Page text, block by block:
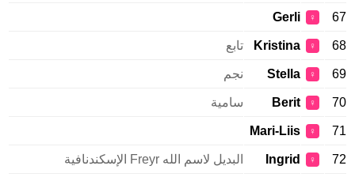
67
♀
Gerli
68
♀
Kristina تابع
69
♀
Stella نجم
70
♀
Berit سامية
71
♀
Mari-Liis
72
♀
Ingrid البديل لاسم الله Freyr الإسكندنافية